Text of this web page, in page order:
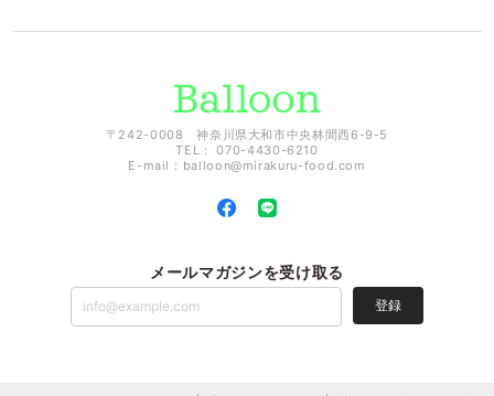
〒242-0008 神奈川県大和市中央林間西6-9-5
TEL： 070-4430-6210
E-mail： balloon@mirakuru-food.com
メールマガジンを受け取る
登録